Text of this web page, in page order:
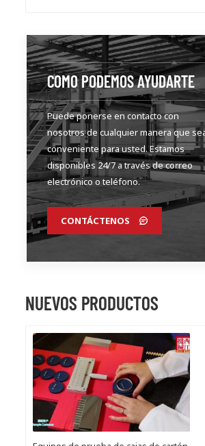
COMO PODEMOS AYUDARTE
Puede ponerse en contacto con
nosotros de cualquier manera que
conveniente para usted. Estamos
disponibles 24/7 a través de correo
electrónico o teléfono.
CONTÁCTENOS
NUEVOS PRODUCTOS